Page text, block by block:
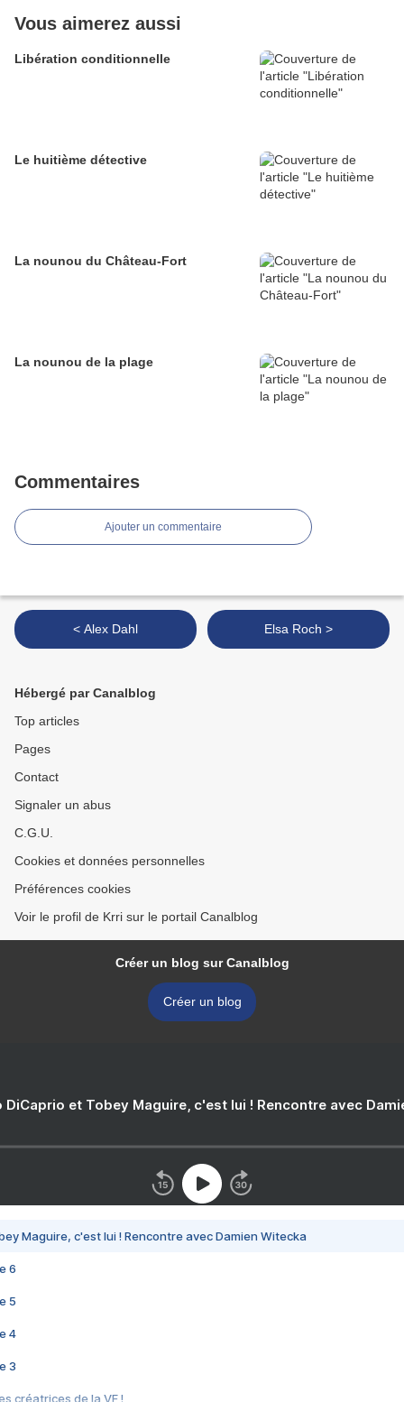
Vous aimerez aussi
Libération conditionnelle
Le huitième détective
La nounou du Château-Fort
La nounou de la plage
Commentaires
Ajouter un commentaire
< Alex Dahl Elsa Roch >
Hébergé par Canalblog
Top articles
Pages
Contact
Signaler un abus
C.G.U.
Cookies et données personnelles
Préférences cookies
Voir le profil de Krri sur le portail Canalblog
Créer un blog sur Canalblog
Créer un blog
DiCaprio et Tobey Maguire, c'est lui ! Rencontre avec
Maguire, c'est lui ! Rencontre avec Damien Witecka
6
5
4
3
créatrices de la VF !